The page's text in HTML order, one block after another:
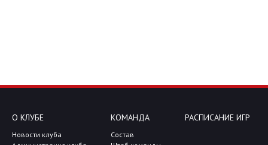
О КЛУБЕ
Новости клуба
КОМАНДА
Состав
РАСПИСАНИЕ ИГР